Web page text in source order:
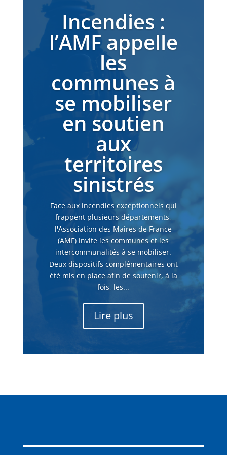
Incendies :
l’AMF appelle
les
communes à
se mobiliser
en soutien
aux
territoires
sinistrés
Face aux incendies exceptionnels qui
frappent plusieurs départements,
l'Association des Maires de France
(AMF) invite les communes et les
intercommunalités à se mobiliser.
Deux dispositifs complémentaires ont
été mis en place afin de soutenir, à la
fois, les...
Lire plus